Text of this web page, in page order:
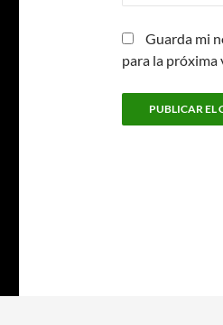
Guarda mi
para la próxima